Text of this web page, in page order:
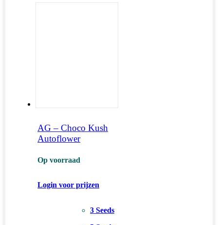
AG – Choco Kush
Autoflower
Op voorraad
Login voor prijzen
3 Seeds